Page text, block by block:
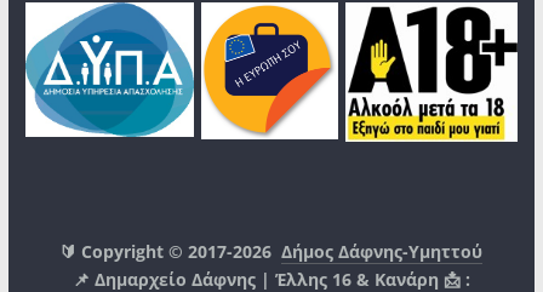
🔰 Copyright © 2017-2026Δήμος Δάφνης-Υμηττού
📌 Δημαρχείο Δάφνης | Έλλης 16 & Κανάρη 📩 :